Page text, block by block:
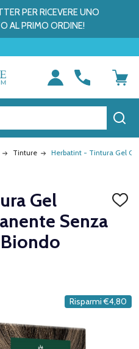
PER RICEVERE UNO
AL PRIMO ORDINE!
Tinture Herbatint - Tintura Gel
Gel
Senza
Risparmi €4,80